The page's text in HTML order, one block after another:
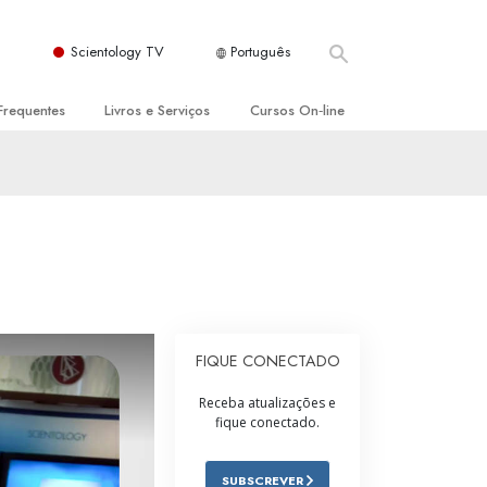
Scientology TV Português
de Scientology
Livros e Serviços
Introdutórias
Introdutórios
Cursos On‑line
Ajudas para Doenças e Ferimentos
Integridade e Honestidade
Casamento
A Escala de Tom Emocional
FIQUE CONECTADO
Receba atualizações e
fique conectado.
SUBSCREVER